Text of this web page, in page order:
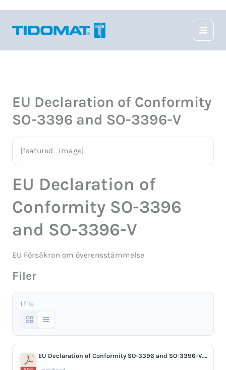
innehåll
EU Declaration of Conformity
SO-3396 and SO-3396-V
[featured_image]
EU Declaration of
Conformity SO-3396
and SO-3396-V
EU Försäkran om överensstämmelse
Filer
1 file
EU Declaration of Conformity SO-3396 and SO-3396-V.pdf